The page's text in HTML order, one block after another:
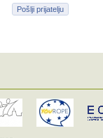
Pošlji prijatelju